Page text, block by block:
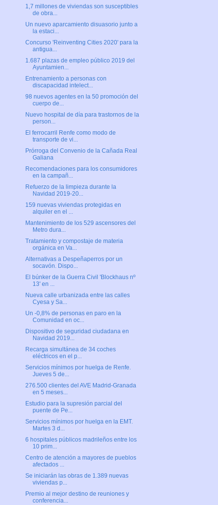
1,7 millones de viviendas son susceptibles
de obra...
Un nuevo aparcamiento disuasorio junto a
la estaci...
Concurso 'Reinventing Cities 2020' para la
antigua...
1.687 plazas de empleo público 2019 del
Ayuntamien...
Entrenamiento a personas con
discapacidad intelect...
98 nuevos agentes en la 50 promoción del
cuerpo de...
Nuevo hospital de día para trastornos de la
person...
El ferrocarril Renfe como modo de
transporte de vi...
Prórroga del Convenio de la Cañada Real
Galiana
Recomendaciones para los consumidores
en la campañ...
Refuerzo de la limpieza durante la
Navidad 2019-20...
159 nuevas viviendas protegidas en
alquiler en el ...
Mantenimiento de los 529 ascensores del
Metro dura...
Tratamiento y compostaje de materia
orgánica en Va...
Alternativas a Despeñaperros por un
socavón. Dispo...
El búnker de la Guerra Civil 'Blockhaus nº
13' en ...
Nueva calle urbanizada entre las calles
Cyesa y Sa...
Un -0,8% de personas en paro en la
Comunidad en oc...
Dispositivo de seguridad ciudadana en
Navidad 2019...
Recarga simultánea de 34 coches
eléctricos en el p...
Servicios mínimos por huelga de Renfe.
Jueves 5 de...
276.500 clientes del AVE Madrid-Granada
en 5 meses...
Estudio para la supresión parcial del
puente de Pe...
Servicios mínimos por huelga en la EMT.
Martes 3 d...
6 hospitales públicos madrileños entre los
10 prim...
Centro de atención a mayores de pueblos
afectados ...
Se iniciarán las obras de 1.389 nuevas
viviendas p...
Premio al mejor destino de reuniones y
conferencia...